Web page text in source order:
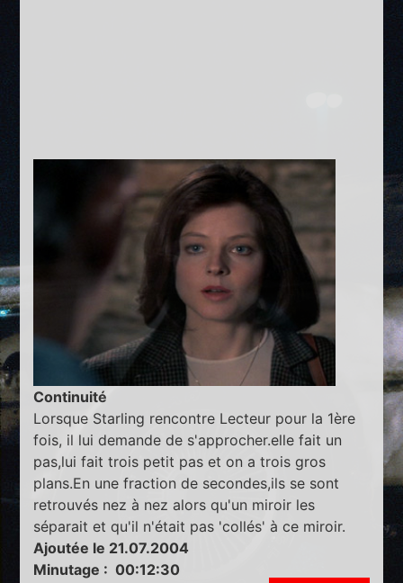
Continuité
Lorsque Starling rencontre Lecteur pour la 1ère
fois, il lui demande de s'approcher.elle fait un
pas,lui fait trois petit pas et on a trois gros
plans.En une fraction de secondes,ils se sont
retrouvés nez à nez alors qu'un miroir les
séparait et qu'il n'était pas 'collés' à ce miroir.
Ajoutée le 21.07.2004
Minutage : 00:12:30